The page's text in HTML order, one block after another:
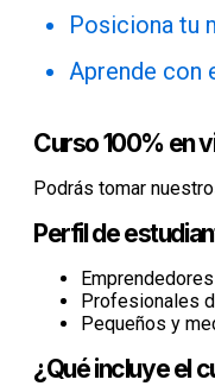
Posiciona tu
Aprende con
Curso 100% en
Podrás tomar
Perfil de
Profesionales
Pequeños y
¿Qué incluye el